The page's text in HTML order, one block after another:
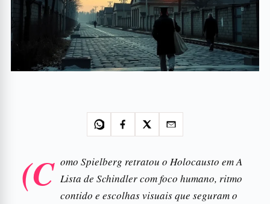
(C omo Spielberg retratou o Holocausto em A
Lista de Schindler com foco humano, ritmo
contido e escolhas visuais que seguram o